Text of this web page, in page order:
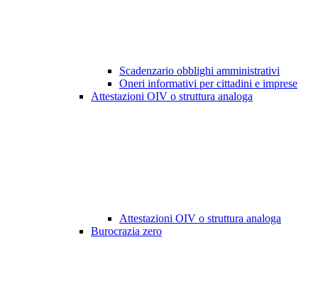
Scadenzario obblighi amministrativi
Oneri informativi per cittadini e imprese
Attestazioni OIV o struttura analoga
Attestazioni OIV o struttura analoga
Burocrazia zero